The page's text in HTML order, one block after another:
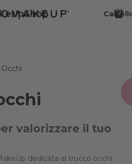
valorizzare il tuo
dedicata al trucco occhi: